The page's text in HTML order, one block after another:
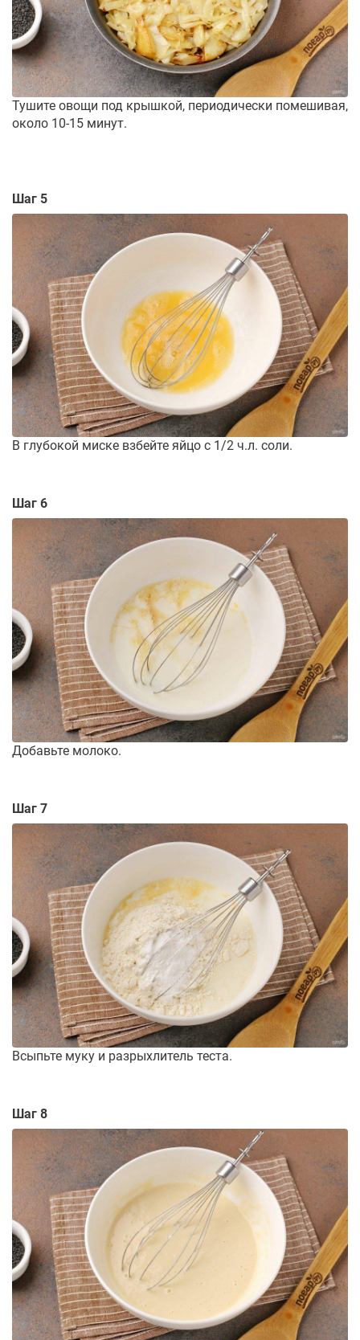
Тушите овощи под крышкой, периодически помешивая,
около 10-15 минут.
Шаг 5
В глубокой миске взбейте яйцо с 1/2 ч.л. соли.
Шаг 6
Добавьте молоко.
Шаг 7
Всыпьте муку и разрыхлитель теста.
Шаг 8